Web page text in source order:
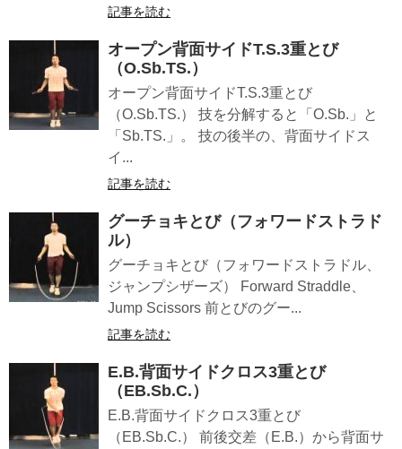
記事を読む
オープン背面サイドT.S.3重とび
（O.Sb.TS.）
オープン背面サイドT.S.3重とび
（O.Sb.TS.） 技を分解すると「O.Sb.」と
「Sb.TS.」。 技の後半の、背面サイドス
イ...
記事を読む
グーチョキとび（フォワードストラド
ル）
グーチョキとび（フォワードストラドル、
ジャンプシザーズ） Forward Straddle、
Jump Scissors 前とびのグー...
記事を読む
E.B.背面サイドクロス3重とび
（EB.Sb.C.）
E.B.背面サイドクロス3重とび
（EB.Sb.C.） 前後交差（E.B.）から背面サ